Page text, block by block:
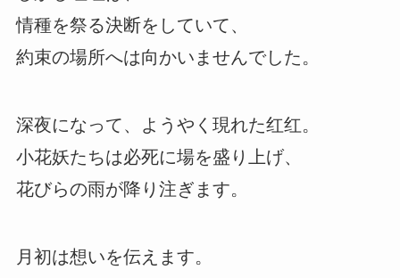
情種を祭る決断をしていて、
約束の場所へは向かいませんでした。
深夜になって、ようやく現れた红红。
小花妖たちは必死に場を盛り上げ、
花びらの雨が降り注ぎます。
月初は想いを伝えます。